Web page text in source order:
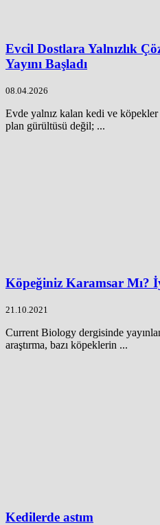
Evcil Dostlara Yalnızlık
Yayını Başladı
08.04.2026
Evde yalnız kalan kedi ve
plan gürültüsü değil; ...
Köpeğiniz Karamsar Mı?
21.10.2021
Current Biology dergisinde
araştırma, bazı köpeklerin ...
Kedilerde astım